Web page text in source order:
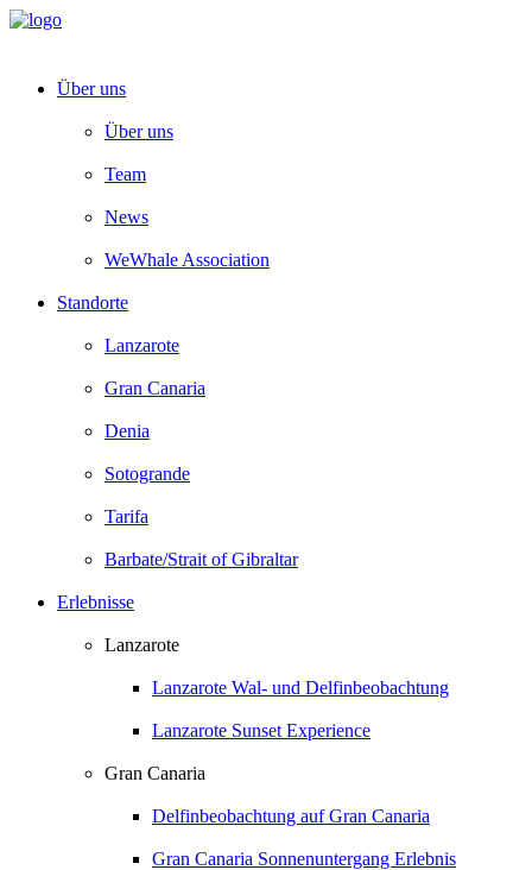
Über uns
Über uns
Team
News
WeWhale Association
Standorte
Lanzarote
Gran Canaria
Denia
Sotogrande
Tarifa
Barbate/Strait of Gibraltar
Erlebnisse
Lanzarote
Lanzarote Wal- und Delfinbeobachtung
Lanzarote Sunset Experience
Gran Canaria
Delfinbeobachtung auf Gran Canaria
Gran Canaria Sonnenuntergang Erlebnis